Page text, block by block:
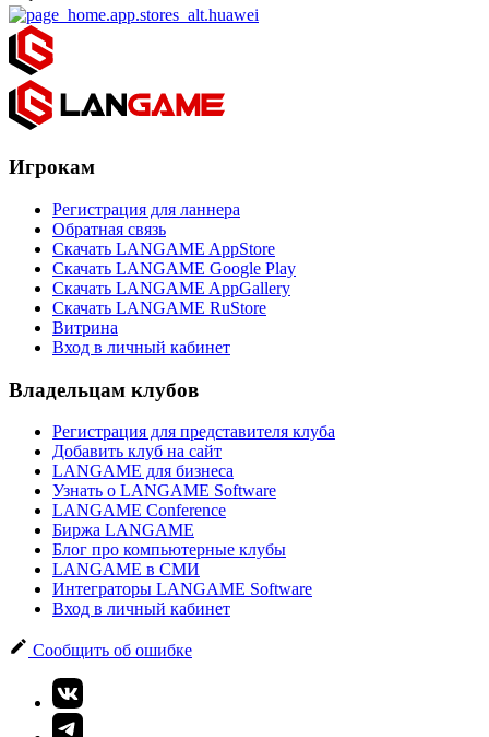
Игрокам
Регистрация для ланнера
Обратная связь
Скачать LANGAME AppStore
Скачать LANGAME Google Play
Скачать LANGAME AppGallery
Скачать LANGAME RuStore
Витрина
Вход в личный кабинет
Владельцам клубов
Регистрация для представителя клуба
Добавить клуб на сайт
LANGAME для бизнеса
Узнать о LANGAME Software
LANGAME Conference
Биржа LANGAME
Блог про компьютерные клубы
LANGAME в СМИ
Интеграторы LANGAME Software
Вход в личный кабинет
Сообщить об ошибке